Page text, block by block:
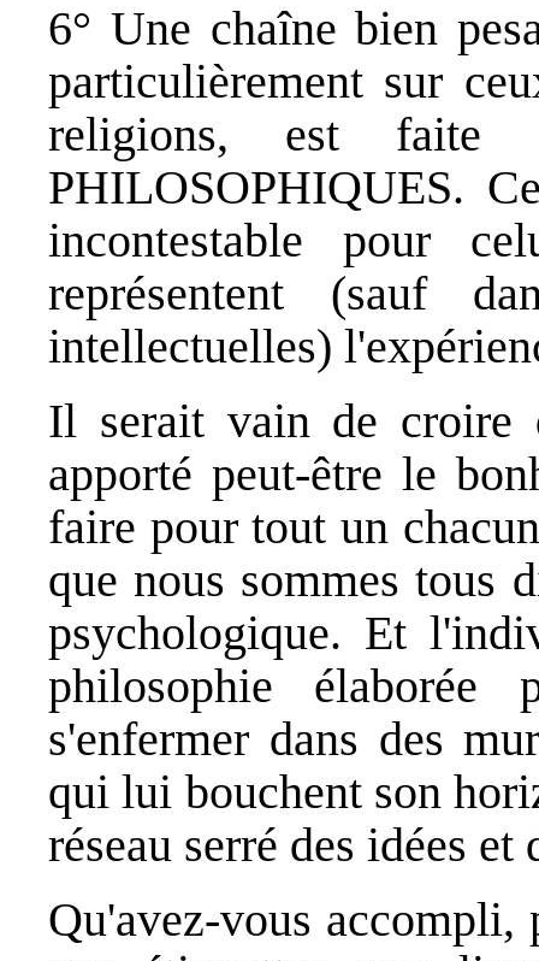
6° Une chaîne bien
particulièrement sur
religions, est faite
PHILOSOPHIQUES.
incontestable pour
représentent (sauf
intellectuelles)
Il serait vain de croire
apporté peut-être le
faire pour tout un
que nous sommes tous
psychologique. Et
philosophie
s'enfermer dans des
qui lui bouchent son
réseau serré des idées et
Qu'avez-vous accompli,